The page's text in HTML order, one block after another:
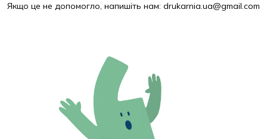
Якщо це не допомогло, напишіть нам: drukarnia.ua@gmail.com